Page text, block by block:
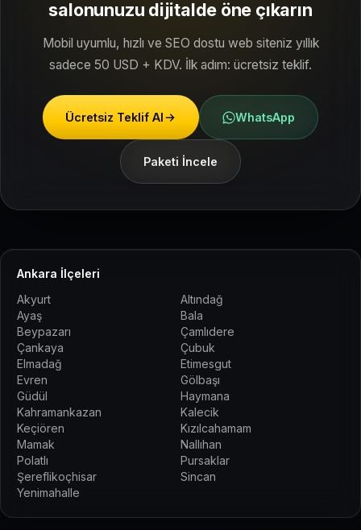
salonunuzu dijitalde öne çıkarın
Mobil uyumlu, hızlı ve SEO dostu web siteniz yıllık
sadece 50 USD + KDV. İlk adım: ücretsiz teklif.
Ücretsiz Teklif Al WhatsApp
Paketi İncele
Ankara İlçeleri
Akyurt
Altındağ
Ayaş
Bala
Beypazarı
Çamlıdere
Çankaya
Çubuk
Elmadağ
Etimesgut
Evren
Gölbaşı
Güdül
Haymana
Kahramankazan
Kalecik
Keçiören
Kızılcahamam
Mamak
Nallıhan
Polatlı
Pursaklar
Şereflikoçhisar
Sincan
Yenimahalle